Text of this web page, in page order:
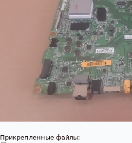
Прикрепленные файлы: